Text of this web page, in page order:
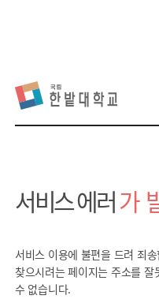
서비스 에러가
서비스 이용에 불편을 드려 죄
찾으시려는 페이지는 주소를
수 없습니다.